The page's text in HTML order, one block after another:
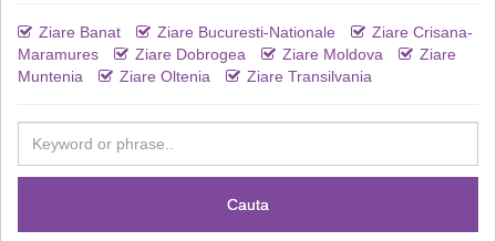
Ziare Banat Ziare Bucuresti-Nationale
Ziare Crisana-
Maramures
Ziare Dobrogea Ziare Moldova
Ziare
Muntenia
Ziare Oltenia Ziare Transilvania
Cauta